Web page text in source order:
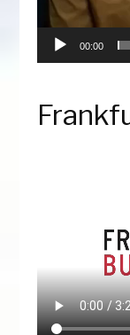
00:00